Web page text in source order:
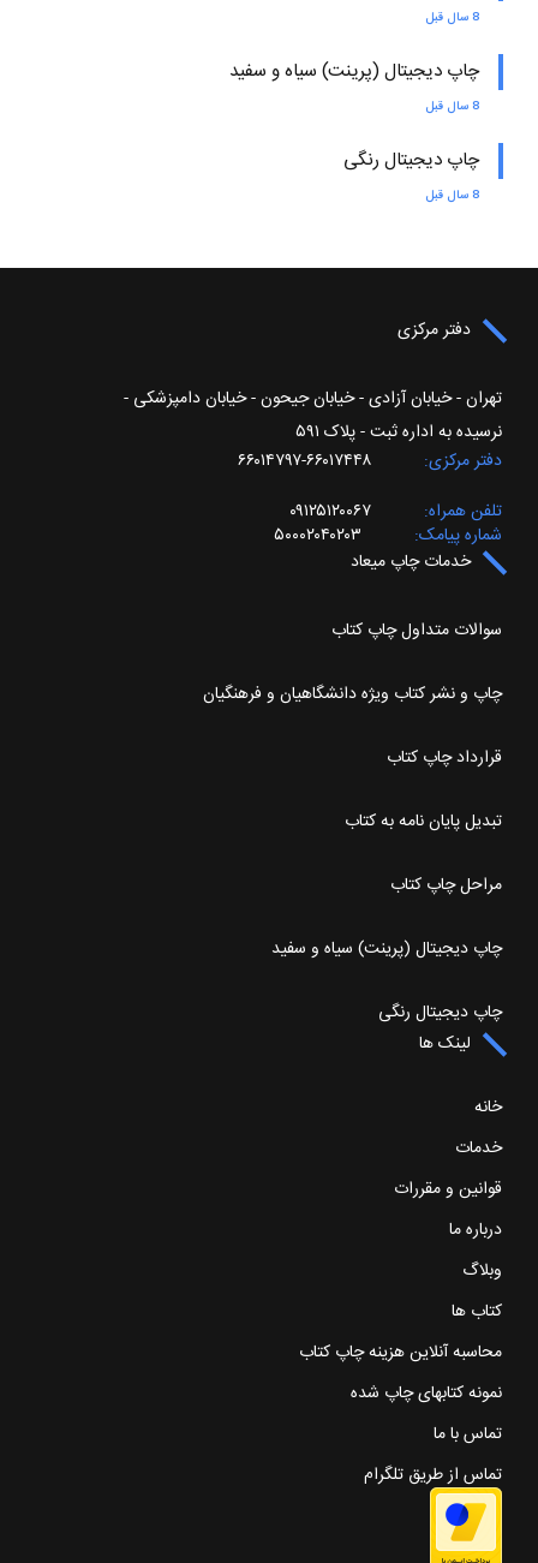
8 سال قبل
چاپ دیجیتال (پرینت) سیاه و سفید
8 سال قبل
چاپ دیجیتال رنگی
8 سال قبل
دفتر مرکزی
تهران - خیابان آزادی - خیابان جیحون - خیابان دامپزشکی -
نرسیده به اداره ثبت - پلاک ۵۹۱
دفتر مرکزی
۶۶۰۱۷۴۴۸-۶۶۰۱۴۷۹۷
تلفن همراه
۰۹۱۲۵۱۲۰۰۶۷
شماره پیامک
۵۰۰۰۲۰۴۰۲۰۳
خدمات چاپ میعاد
سوالات متداول چاپ کتاب
چاپ و نشر کتاب ویژه دانشگاهیان و فرهنگیان
قرارداد چاپ کتاب
تبدیل پایان نامه به کتاب
مراحل چاپ کتاب
چاپ دیجیتال (پرینت) سیاه و سفید
چاپ دیجیتال رنگی
لینک ها
خانه
خدمات
قوانین و مقررات
درباره ما
وبلاگ
کتاب ها
محاسبه آنلاین هزینه چاپ کتاب
نمونه کتابهای چاپ شده
تماس با ما
تماس از طریق تلگرام